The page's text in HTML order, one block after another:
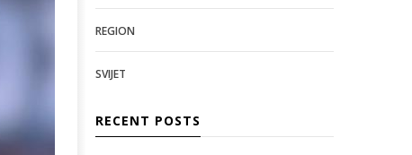
REGION
SVIJET
RECENT POSTS